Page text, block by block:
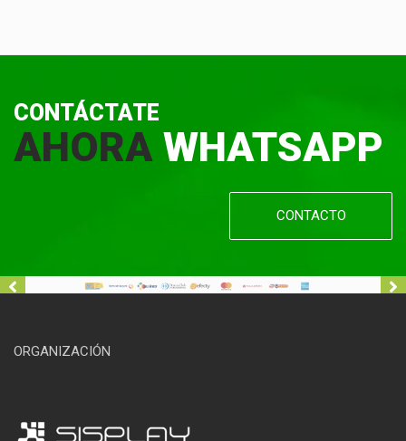
CONTÁCTATE
AHORA WHATSAPP
CONTACTO
ORGANIZACIÓN